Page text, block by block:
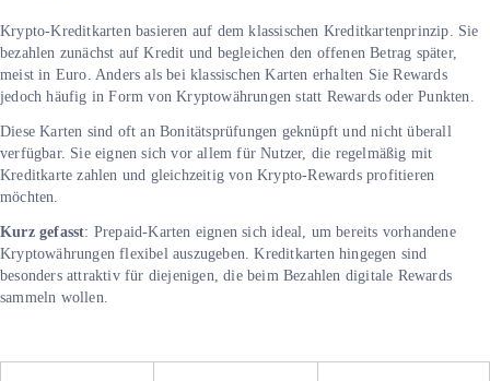
Krypto-Kreditkarten basieren auf dem klassischen Kreditkartenprinzip. Sie
bezahlen zunächst auf Kredit und begleichen den offenen Betrag später,
meist in Euro. Anders als bei klassischen Karten erhalten Sie Rewards
jedoch häufig in Form von Kryptowährungen statt Rewards oder Punkten.
Diese Karten sind oft an Bonitätsprüfungen geknüpft und nicht überall
verfügbar. Sie eignen sich vor allem für Nutzer, die regelmäßig mit
Kreditkarte zahlen und gleichzeitig von Krypto-Rewards profitieren
möchten.
Kurz gefasst: Prepaid-Karten eignen sich ideal, um bereits vorhandene
Kryptowährungen flexibel auszugeben. Kreditkarten hingegen sind
besonders attraktiv für diejenigen, die beim Bezahlen digitale Rewards
sammeln wollen.